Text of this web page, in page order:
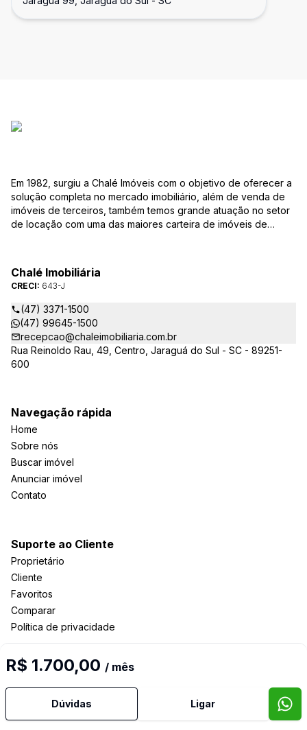
R$ 1.700,00 / mês
Dúvidas Ligar
Em 1982, surgiu a Chalé Imóveis com o objetivo de oferecer a
solução completa no mercado imobiliário, além de venda de
imóveis de terceiros, também temos grande atuação no setor
de locação com uma das maiores carteira de imóveis de
Arte Imóveis. E também reavaliamos a nossa Missão, Visão e
Valores.
Chalé Imobiliária
CRECI: 643-J
(47) 3371-1500
(47) 99645-1500
recepcao@chaleimobiliaria.com.br
Rua Reinoldo Rau, 49, Centro, Jaraguá do Sul - SC - 89251-
600
Navegação rápida
Home
Sobre nós
Buscar imóvel
Anunciar imóvel
Contato
Suporte ao Cliente
Proprietário
Cliente
Favoritos
Comparar
Política de privacidade
Selo de Tecnologia Loft